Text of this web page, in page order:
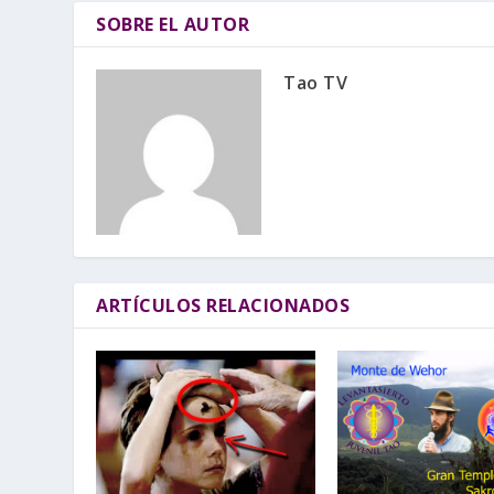
SOBRE EL AUTOR
Tao TV
ARTÍCULOS RELACIONADOS